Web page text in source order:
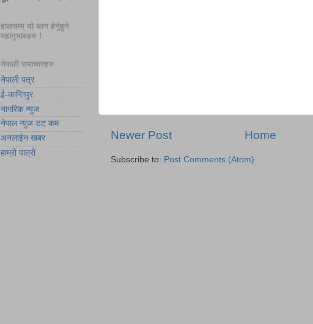
Newer Post Home
Subscribe to: Post Comments (Atom)
हालसम्म यो ब्लग हेर्नुहुने
महानुभाबहरु !
नेपाली समाचारहरु
नेपाली पत्र
ई-कान्तिपुर
नागरिक न्युज
नेपाल न्युज डट कम
अनलाईन खबर
हाम्रो पात्रो